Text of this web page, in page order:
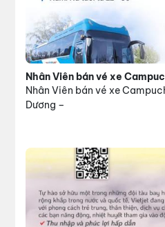
Nhân Viên bán vé xe
Nhân Viên bán vé xe
Dương –